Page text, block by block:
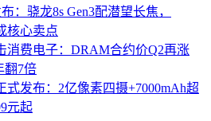
：骁龙8s Gen3配潜望长焦，
核心卖点
消费电子：DRAM合约价Q2再涨
翻7倍
式发布：2亿像素四摄+7000mAh超
元起